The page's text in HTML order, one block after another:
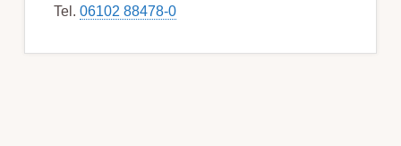
Tel. 06102 88478-0